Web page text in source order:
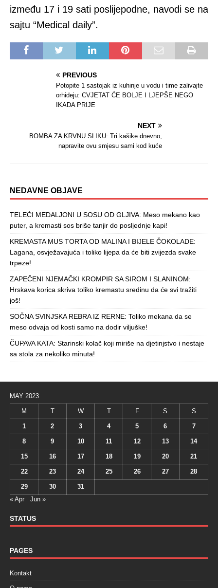
između 17 i 19 sati poslijepodne, navodi se na
sajtu “Medical daily”.
PREVIOUS
Potopite 1 sastojak iz kuhinje u vodu i time zalivajte
orhideju: CVJETAT ĆE BOLJE I LJEPŠE NEGO
IKADA PRIJE
NEXT
BOMBA ZA KRVNU SLIKU: Tri kašike dnevno,
napravite ovu smjesu sami kod kuće
NEDAVNE OBJAVE
TELEĆI MEDALJONI U SOSU OD GLJIVA: Meso mekano kao
puter, a kremasti sos briše tanjir do posljednje kapi!
KREMASTA MUS TORTA OD MALINA I BIJELE ČOKOLADE:
Lagana, osvježavajuća i toliko lijepa da će biti zvijezda svake
trpeze!
ZAPEČENI NJEMAČKI KROMPIR SA SIROM I SLANINOM:
Hrskava korica skriva toliko kremastu sredinu da će svi tražiti
još!
SOČNA SVINJSKA REBRA IZ RERNE: Toliko mekana da se
meso odvaja od kosti samo na dodir viljuške!
ČUPAVA KATA: Starinski kolač koji miriše na djetinjstvo i nestaje
sa stola za nekoliko minuta!
MAY 2023
M T W T F S S
1 2 3 4 5 6 7
8 9 10 11 12 13 14
15 16 17 18 19 20 21
22 23 24 25 26 27 28
29 30
31
« Apr
Jun »
STATUS
PAGES
Kontakt